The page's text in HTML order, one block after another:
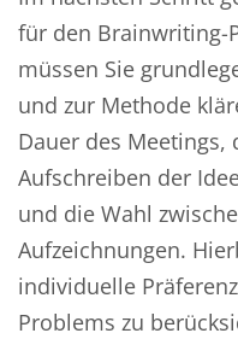
für den Brainwriting-
müssen Sie
und zur Methode
Dauer des Meetings,
Aufschreiben der
und die Wahl
Aufzeichnungen.
individuelle
Problems zu